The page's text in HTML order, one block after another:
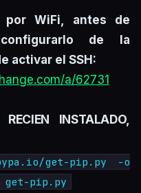
por WiFi, antes de
de la
activar el SSH:
a/62731
INSTALADO,
get-pip.py -o
get-pip.py